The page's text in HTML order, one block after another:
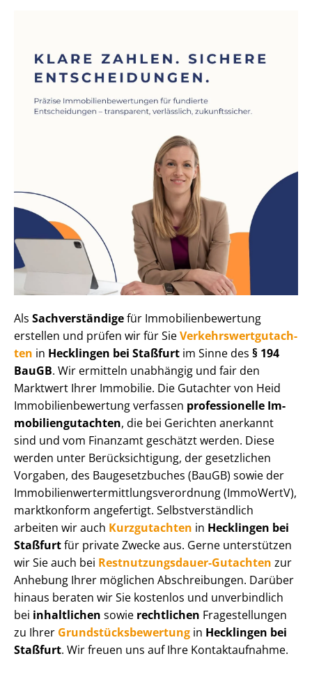
Als Sachverständigefür Im­mo­bi­li­en­be­wer­tung
erstellen und prüfen wir für SieVer­kehrs­wert­gut­ach­
ten in Hecklingen bei Staßfurt im Sinne des § 194
BauGB. Wir ermitteln unabhängig und fair den
Marktwert Ihrer Immobilie. Die Gutachter von Heid
Im­mo­bi­li­en­be­wer­tung verfassen professionelle Im­
mo­bi­li­en­gut­ach­ten, die bei Gerichten anerkannt
sind und vom Finanzamt geschätzt werden. Diese
werden unter Be­rück­sich­ti­gung, der gesetzlichen
Vorgaben, des Baugesetzbuches (BauGB) sowie der
Im­mo­bi­li­en­wert­ermitt­lungs­ver­ord­nung (ImmoWertV),
marktkonform angefertigt. Selbst­ver­ständ­lich
arbeiten wir auch Kurzgutachten in Hecklingen bei
Staßfurtfür private Zwecke aus. Gerne unterstützen
wir Sie auch bei Rest­nut­zungs­dau­er-Gutachten zur
Anhebung Ihrer möglichen Abschreibungen. Darüber
hinaus beraten wir Sie kostenlos und unverbindlich
bei inhaltlichen sowie rechtlichen Fragestellungen
zu Ihrer Grund­stücks­be­wer­tung in Hecklingen bei
Staßfurt. Wir freuen uns auf Ihre Kontaktaufnahme.